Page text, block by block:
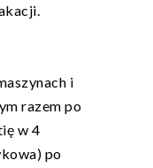
i
razem po
w 4
po